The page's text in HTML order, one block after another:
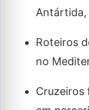
Antártida,
Roteiros
no
Cruzeiros